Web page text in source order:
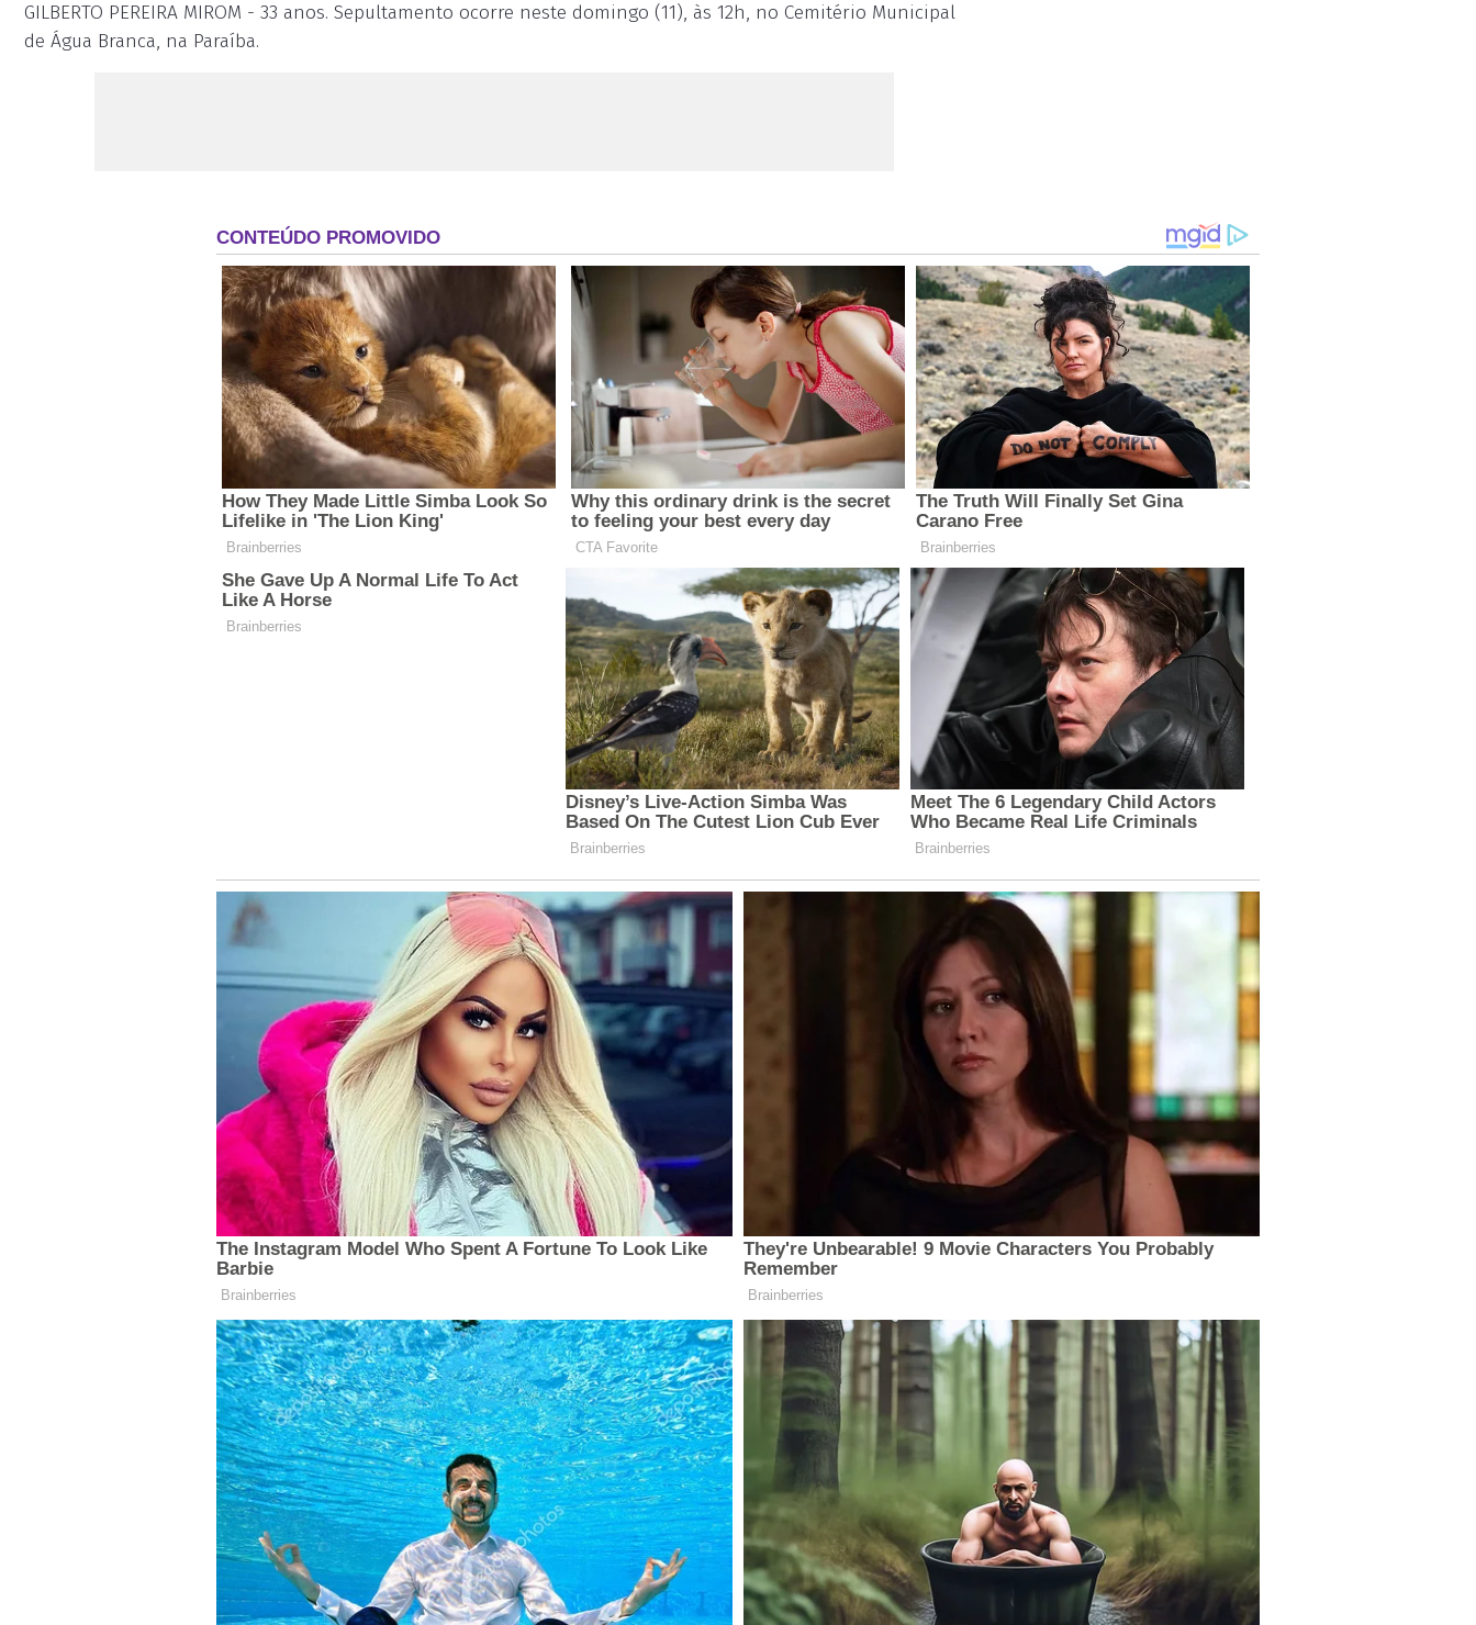
GILBERTO PEREIRA MIROM - 33 anos. Sepultamento ocorre neste domingo (11), às 12h, no Cemitério Municipal
de Água Branca, na Paraíba.